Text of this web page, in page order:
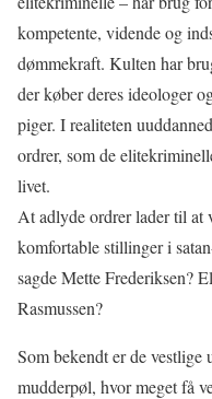
kompetente, vidende og
dømmekraft. Kulten har
der køber deres ideologer
piger. I realiteten
ordrer, som de
livet.
At adlyde ordrer lader til at
komfortable stillinger i
sagde Mette Frederiksen?
Rasmussen?
Som bekendt er de vestlige
mudderpøl, hvor meget få